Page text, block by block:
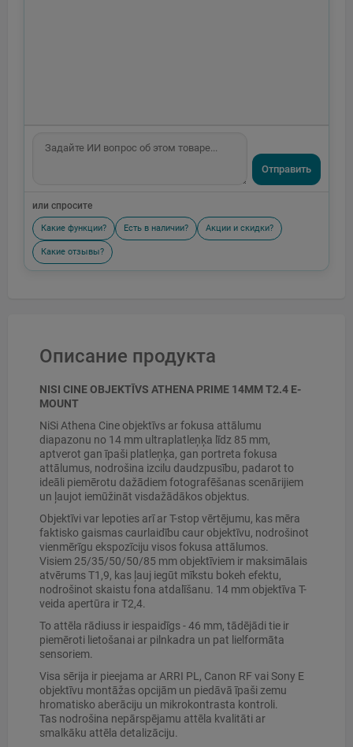
Отправить
или спросите
Какие функции? Есть в наличии? Акции и скидки?
Какие отзывы?
Описание продукта
NISI CINE OBJEKTĪVS ATHENA PRIME 14MM T2.4 E-
MOUNT
NiSi Athena Cine objektīvs ar fokusa attālumu
diapazonu no 14 mm ultraplatleņķa līdz 85 mm,
aptverot gan īpaši platleņķa, gan portreta fokusa
attālumus, nodrošina izcilu daudzpusību, padarot to
ideāli piemērotu dažādiem fotografēšanas scenārijiem
un ļaujot iemūžināt visdažādākos objektus.
Objektīvi var lepoties arī ar T-stop vērtējumu, kas mēra
faktisko gaismas caurlaidību caur objektīvu, nodrošinot
vienmērīgu ekspozīciju visos fokusa attālumos.
Visiem 25/35/50/50/85 mm objektīviem ir maksimālais
atvērums T1,9, kas ļauj iegūt mīkstu bokeh efektu,
nodrošinot skaistu fona atdalīšanu. 14 mm objektīva T-
veida apertūra ir T2,4.
To attēla rādiuss ir iespaidīgs - 46 mm, tādējādi tie ir
piemēroti lietošanai ar pilnkadra un pat lielformāta
sensoriem.
Visa sērija ir pieejama ar ARRI PL, Canon RF vai Sony E
objektīvu montāžas opcijām un piedāvā īpaši zemu
hromatisko aberāciju un mikrokontrasta kontroli.
Tas nodrošina nepārspējamu attēla kvalitāti ar
smalkāku attēla detalizāciju.